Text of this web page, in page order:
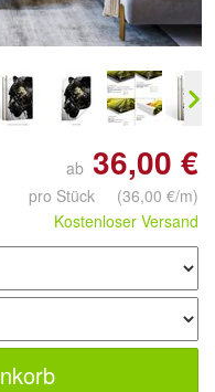
ab 36,00 €
pro Stück (36,00 €/m)
Kostenloser Versand